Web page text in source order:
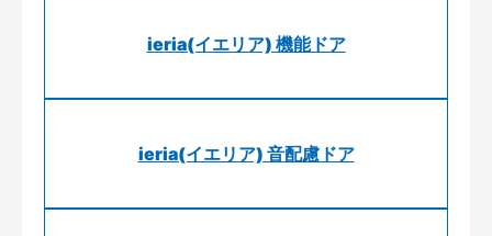
ieria(イエリア) 機能ドア
ieria(イエリア) 音配慮ドア